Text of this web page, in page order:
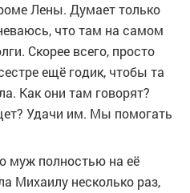
Лены. Думает только
что там на самом
Скорее всего, просто
ещё годик, чтобы та
Как они там говорят?
Удачи им. Мы помогать
муж полностью на её
Михаилу несколько раз,